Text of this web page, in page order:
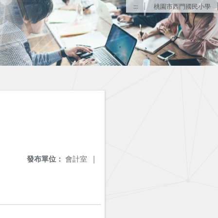
::: 桃園市西門國民小學
發布單位： 會計室 |